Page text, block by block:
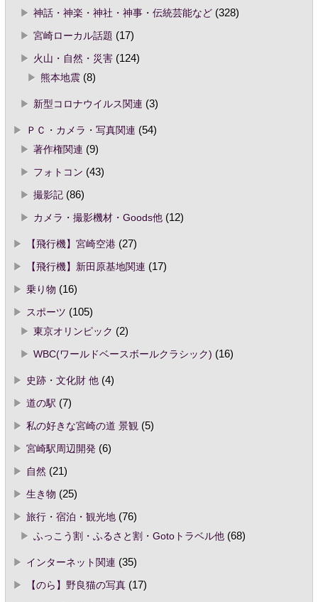
神話・神楽・神社・神事・伝統芸能など(328)
宮崎ローカル話題 (17)
火山・自然・災害(124)
熊本地震(8)
新型コロナウイルス関連 (3)
ＰＣ・カメラ・写真関連 (54)
著作権関連 (9)
フォトコン (43)
撮影記(86)
カメラ・撮影機材・Goods他(12)
【飛行機】宮崎空港(27)
【飛行機】新田原基地関連 (17)
乗り物 (16)
スポーツ (105)
東京オリンピック (2)
WBC(ワールドベースボールクラシック) (16)
史跡・文化財 他(4)
道の駅 (7)
私の好きな宮崎の道 景観 (5)
宮崎駅周辺開発(6)
自然 (21)
生き物 (25)
旅行・宿泊・観光地(76)
ふっこう割・ふるさと割・Gotoトラベル他(68)
インターネット関連 (35)
【のら】野良猫の写真(17)